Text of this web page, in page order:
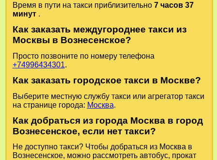
Время в пути на такси приблизительно 7 часов 37
минут .
Как заказать междугороднее такси из
Москвы в Вознесенское?
Просто позвоните по номеру телефона
+74996434301.
Как заказать городское такси в Москве?
Выберите местную службу такси или агрегатор такси
на странице города: Москва.
Как добраться из города Москва в город
Вознесенское, если нет такси?
Не доступно такси? Чтобы добраться из Москва в
Вознесенское, можно рассмотреть автобус, прокат